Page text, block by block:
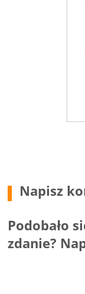
Napisz
Podobało
zdanie?